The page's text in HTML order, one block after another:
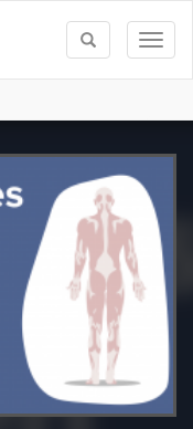
Toggle
search